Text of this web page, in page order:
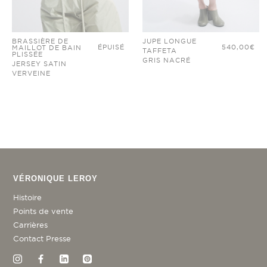
BRASSIÈRE DE
MAILLOT DE BAIN
PLISSÉE
JERSEY SATIN
VERVEINE
ÉPUISÉ
JUPE LONGUE
TAFFETA
GRIS NACRÉ
540,00€
VÉRONIQUE LEROY
Histoire
Points de vente
Carrières
Contact Presse